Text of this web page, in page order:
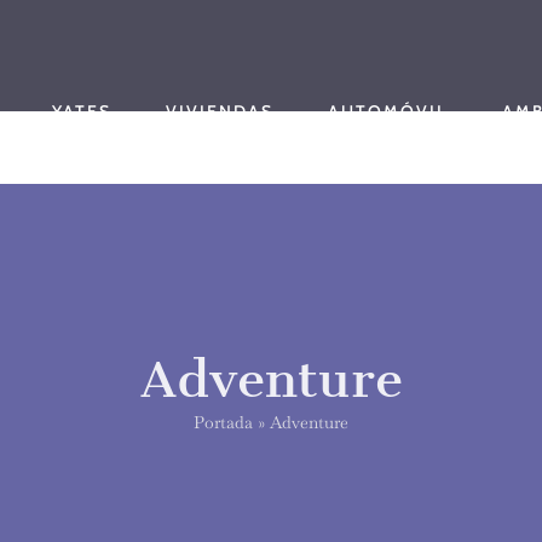
YATES VIVIENDAS AUTOMÓVIL
Adventure
Portada » Adventure